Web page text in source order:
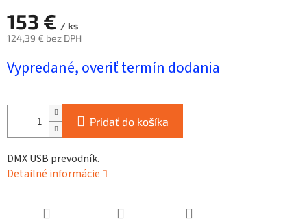
153 € / ks
124,39 € bez DPH
cena:
Vypredané, overiť termín dodania
Pridať do košíka
DMX USB prevodník.
Detailné informácie